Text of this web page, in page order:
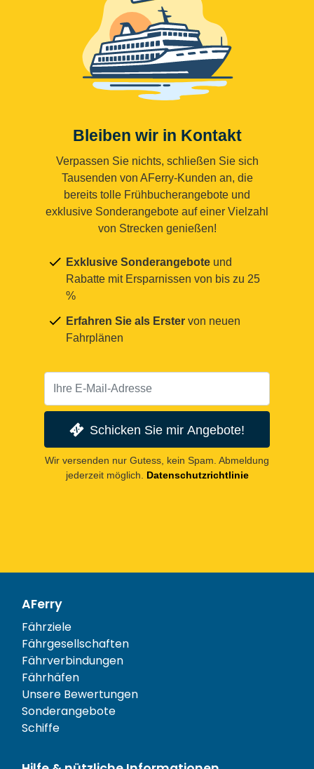
Bleiben wir in Kontakt
Verpassen Sie nichts, schließen Sie sich
Tausenden von AFerry-Kunden an, die
bereits tolle Frühbucherangebote und
exklusive Sonderangebote auf einer Vielzahl
von Strecken genießen!
Exklusive Sonderangebote und
Rabatte mit Ersparnissen von bis zu 25
%
Erfahren Sie als Erster von neuen
Fahrplänen
Schicken Sie mir Angebote!
Wir versenden nur Gutess, kein Spam. Abmeldung
jederzeit möglich.
Datenschutzrichtlinie
AFerry
Fährziele
Fährgesellschaften
Fährverbindungen
Fährhäfen
Unsere Bewertungen
Sonderangebote
Schiffe